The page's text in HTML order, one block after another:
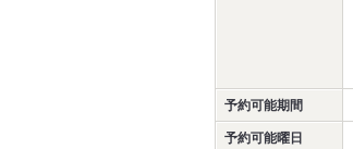
予約可能期間
予約可能曜日